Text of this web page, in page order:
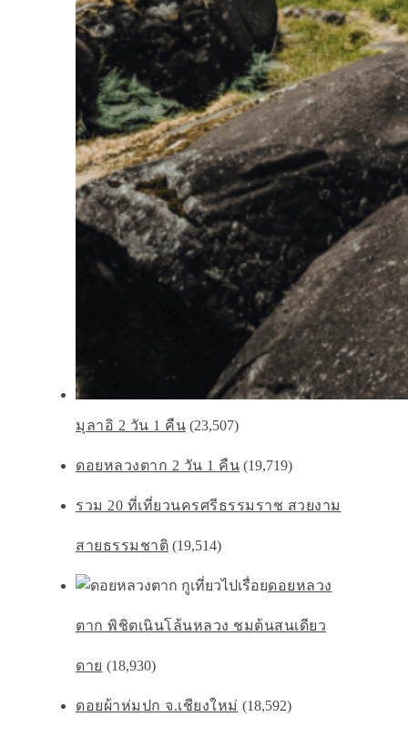
มุลาอิ 2 วัน 1 คืน (23,507)
ดอยหลวงตาก 2 วัน 1 คืน (19,719)
รวม 20 ที่เที่ยวนครศรีธรรมราช สวยงาม
สายธรรมชาติ (19,514)
ดอยหลวง
ตาก พิชิตเนินโล้นหลวง ชมต้นสนเดียว
ดาย (18,930)
ดอยผ้าห่มปก จ.เชียงใหม่ (18,592)